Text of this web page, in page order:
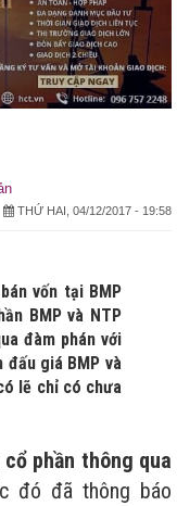
THỨ HAI, 04/12/2017 - 19:58
vốn tại BMP
BMP và NTP
đàm phán với
giá BMP và
lẽ chỉ có chưa
phần thông qua
đó đã thông báo